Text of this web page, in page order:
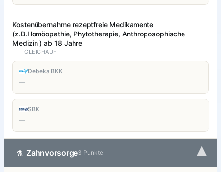
Kostenübernahme rezeptfreie Medikamente
(z.B.Homöopathie, Phytotherapie, Anthroposophische
Medizin ) ab 18 Jahre
GLEICHAUF
Debeka BKK
—
SBK
—
⚗ Zahnvorsorge3 Punkte ▾